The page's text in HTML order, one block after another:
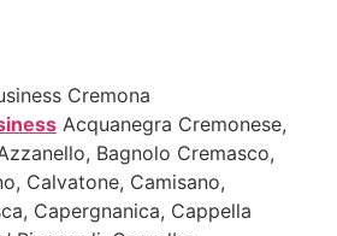
Acquanegra Cremonese,
Bagnolo Cremasco,
Calvatone, Camisano,
Capergnanica, Cappella